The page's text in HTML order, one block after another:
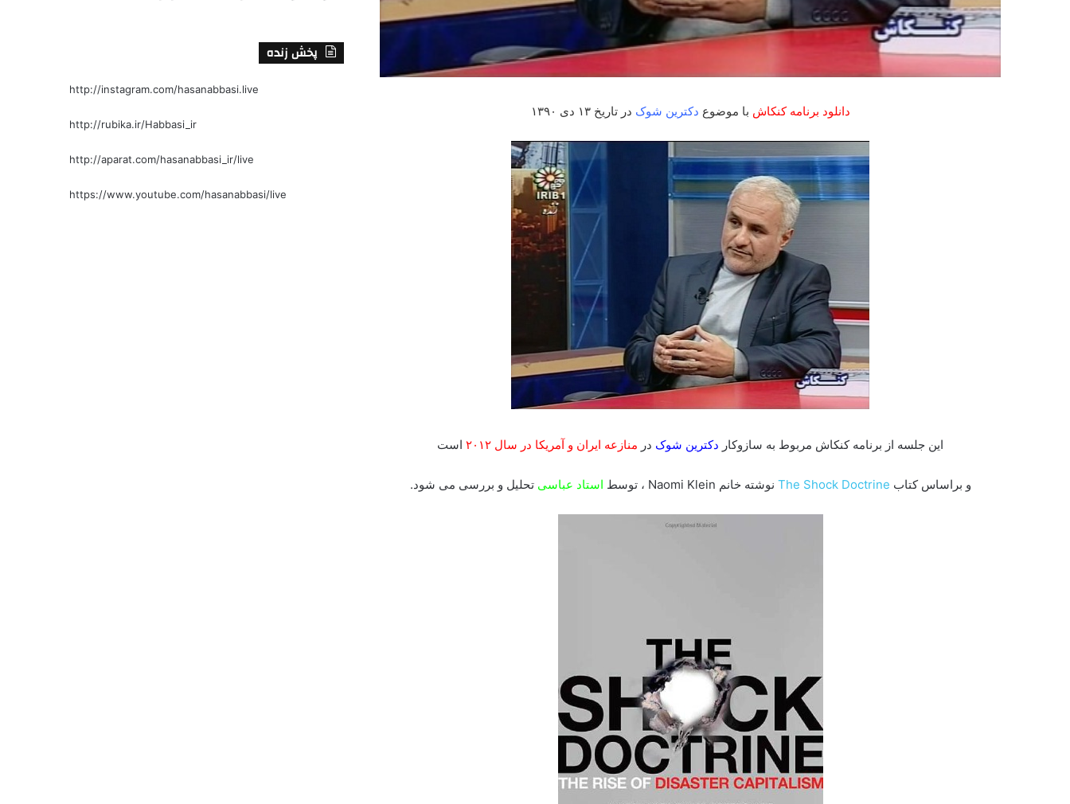
دانلود برنامه کنکاش با موضوع دکترین شوک در تاریخ ۱۳ دی ۱۳۹۰
این جلسه از برنامه کنکاش مربوط به سازوکار دکترین شوک در منازعه ایران و آمریکا در سال ۲۰۱۲ است
و براساس کتاب The Shock Doctrine نوشته خانم Naomi Klein ، توسط استاد عباسی تحلیل و بررسی می شود.
پخش زنده
http://instagram.com/hasanabbasi.live
http://rubika.ir/Habbasi_ir
http://aparat.com/hasanabbasi_ir/live
https://www.youtube.com/hasanabbasi/live